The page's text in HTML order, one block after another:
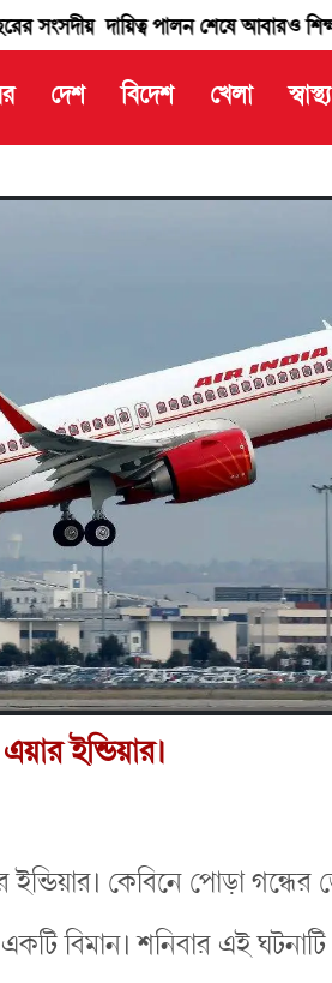
পালন শেষে আবারও শিক্ষকতায়
দেশ বিদেশ খেলা স্বাস্থ্য
ইন্ডিয়ার।
কেবিনে পোড়া গন্ধের
বিমান। শনিবার এই